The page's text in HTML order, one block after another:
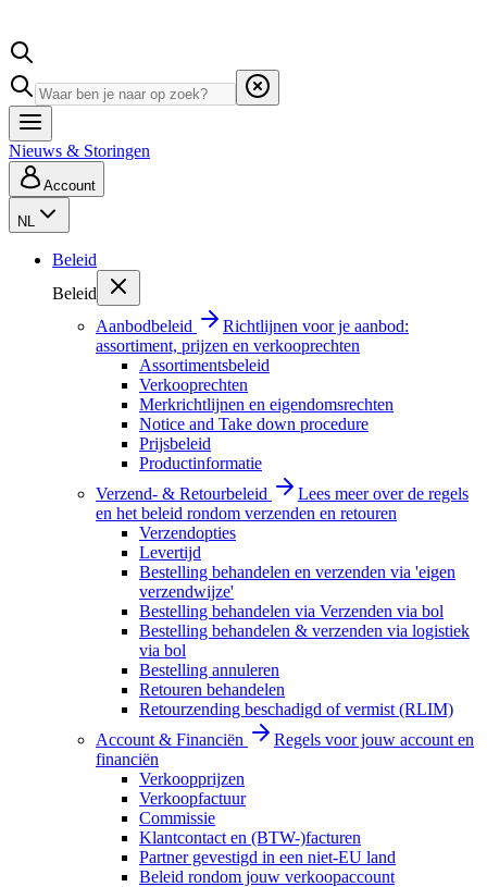
Nieuws & Storingen
Account
NL
Beleid
Beleid
Aanbodbeleid
Richtlijnen voor je aanbod:
assortiment, prijzen en verkooprechten
Assortimentsbeleid
Verkooprechten
Merkrichtlijnen en eigendomsrechten
Notice and Take down procedure
Prijsbeleid
Productinformatie
Verzend- & Retourbeleid
Lees meer over de regels
en het beleid rondom verzenden en retouren
Verzendopties
Levertijd
Bestelling behandelen en verzenden via 'eigen
verzendwijze'
Bestelling behandelen via Verzenden via bol
Bestelling behandelen & verzenden via logistiek
via bol
Bestelling annuleren
Retouren behandelen
Retourzending beschadigd of vermist (RLIM)
Account & Financiën
Regels voor jouw account en
financiën
Verkoopprijzen
Verkoopfactuur
Commissie
Klantcontact en (BTW-)facturen
Partner gevestigd in een niet-EU land
Beleid rondom jouw verkoopaccount